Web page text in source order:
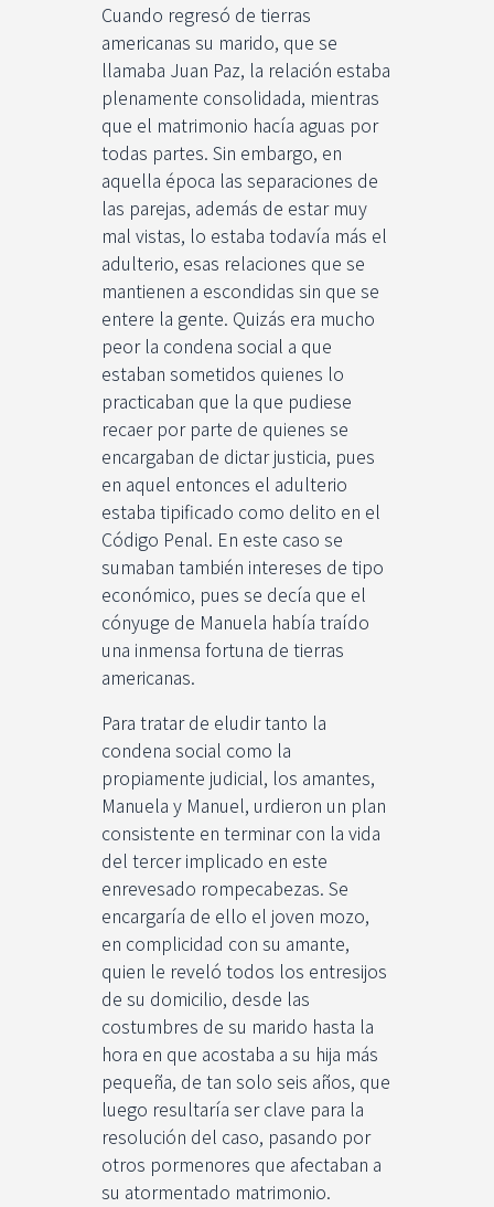
Cuando regresó de tierras
americanas su marido, que se
llamaba Juan Paz, la relación estaba
plenamente consolidada, mientras
que el matrimonio hacía aguas por
todas partes. Sin embargo, en
aquella época las separaciones de
las parejas, además de estar muy
mal vistas, lo estaba todavía más el
adulterio, esas relaciones que se
mantienen a escondidas sin que se
entere la gente. Quizás era mucho
peor la condena social a que
estaban sometidos quienes lo
practicaban que la que pudiese
recaer por parte de quienes se
encargaban de dictar justicia, pues
en aquel entonces el adulterio
estaba tipificado como delito en el
Código Penal. En este caso se
sumaban también intereses de tipo
económico, pues se decía que el
cónyuge de Manuela había traído
una inmensa fortuna de tierras
americanas.
Para tratar de eludir tanto la
condena social como la
propiamente judicial, los amantes,
Manuela y Manuel, urdieron un plan
consistente en terminar con la vida
del tercer implicado en este
enrevesado rompecabezas. Se
encargaría de ello el joven mozo,
en complicidad con su amante,
quien le reveló todos los entresijos
de su domicilio, desde las
costumbres de su marido hasta la
hora en que acostaba a su hija más
pequeña, de tan solo seis años, que
luego resultaría ser clave para la
resolución del caso, pasando por
otros pormenores que afectaban a
su atormentado matrimonio.